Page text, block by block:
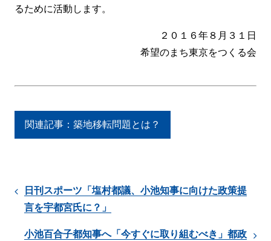
るために活動します。
２０１６年８月３１日
希望のまち東京をつくる会
関連記事：築地移転問題とは？
日刊スポーツ「塩村都議、小池知事に向けた政策提
言を宇都宮氏に？」
小池百合子都知事へ「今すぐに取り組むべき」都政